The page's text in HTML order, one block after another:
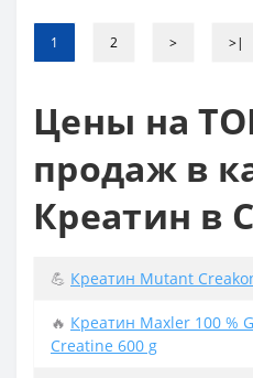
1 2 > >|
Цены на
продаж в
Креатин в
💪 Креатин Mutant
🔥 Креатин Maxler 100 %
Creatine 600 g